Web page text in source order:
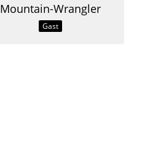
Mountain-Wrangler
Gast